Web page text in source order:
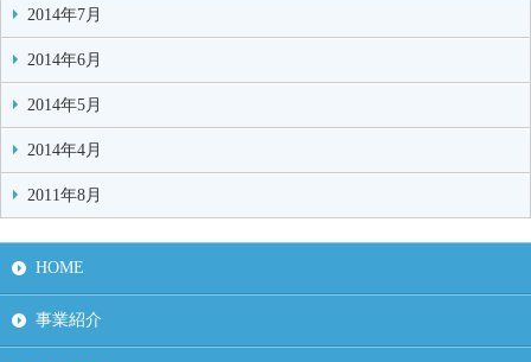
2014年7月
2014年6月
2014年5月
2014年4月
2011年8月
HOME
事業紹介